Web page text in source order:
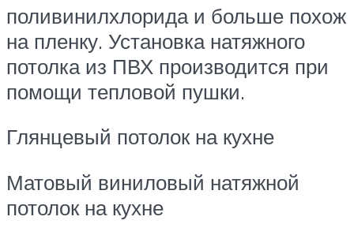
поливинилхлорида и больше похож
на пленку. Установка натяжного
потолка из ПВХ производится при
помощи тепловой пушки.
Глянцевый потолок на кухне
Матовый виниловый натяжной
потолок на кухне